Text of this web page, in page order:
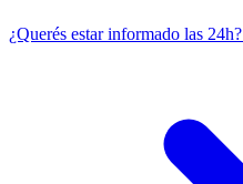
¿Querés estar informado las 24h?